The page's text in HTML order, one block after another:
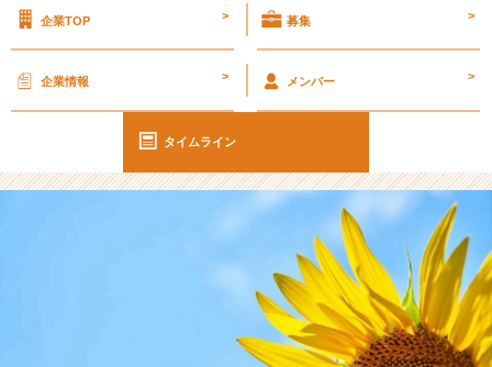
第
会
社
自
企業TOP > 募集 >
企業情報 > メンバー >
タイムライン